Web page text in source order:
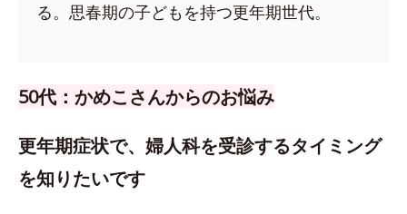
る。思春期の子どもを持つ更年期世代。
50代：かめこさんからのお悩み
更年期症状で、婦人科を受診するタイミング
を知りたいです